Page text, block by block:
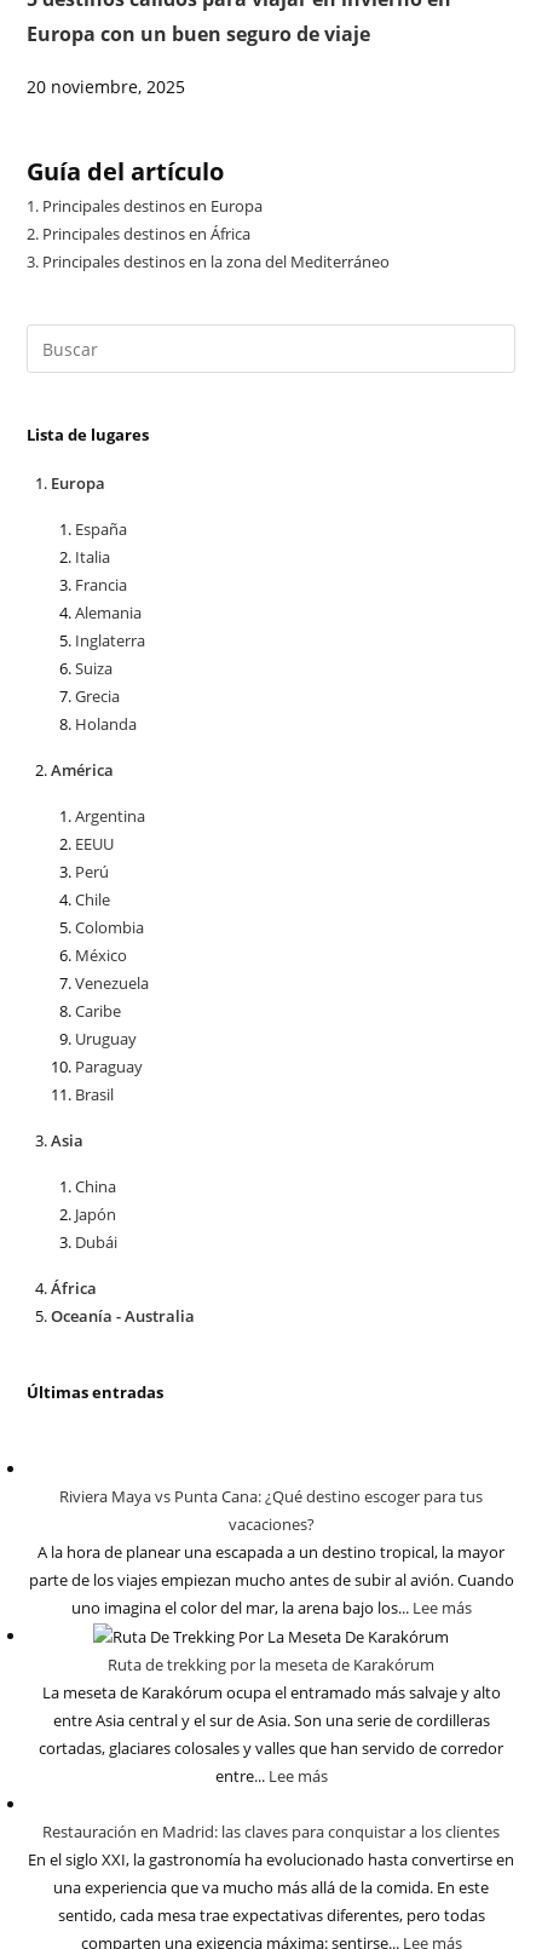
Europa con un buen seguro de viaje
20 noviembre, 2025
Guía del artículo
1. Principales destinos en Europa
2. Principales destinos en África
3. Principales destinos en la zona del Mediterráneo
Lista de lugares
Europa
España
Italia
Francia
Alemania
Inglaterra
Suiza
Grecia
Holanda
América
Argentina
EEUU
Perú
Chile
Colombia
México
Venezuela
Caribe
Uruguay
Paraguay
Brasil
Asia
China
Japón
Dubái
África
Oceanía - Australia
Últimas entradas
Riviera Maya vs Punta Cana: ¿Qué destino escoger para tus
vacaciones?
A la hora de planear una escapada a un destino tropical, la mayor
parte de los viajes empiezan mucho antes de subir al avión. Cuando
uno imagina el color del mar, la arena bajo los... Lee más
Ruta de trekking por la meseta de Karakórum
La meseta de Karakórum ocupa el entramado más salvaje y alto
entre Asia central y el sur de Asia. Son una serie de cordilleras
cortadas, glaciares colosales y valles que han servido de corredor
entre... Lee más
Restauración en Madrid: las claves para conquistar a los clientes
En el siglo XXI, la gastronomía ha evolucionado hasta convertirse en
una experiencia que va mucho más allá de la comida. En este
sentido, cada mesa trae expectativas diferentes, pero todas
comparten una exigencia máxima: sentirse... Lee más